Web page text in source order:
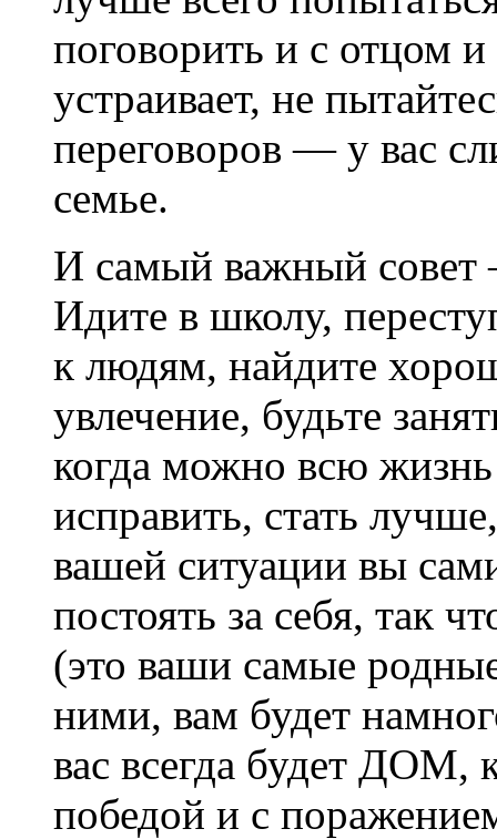
поговорить и с отцом
устраивает, не
переговоров — у вас
семье.
И самый важный совет
Идите в школу,
к людям, найдите
увлечение, будьте
когда можно всю
исправить, стать
вашей ситуации вы
постоять за себя, так
(это ваши самые
ними, вам будет
вас всегда будет ДОМ,
победой и с